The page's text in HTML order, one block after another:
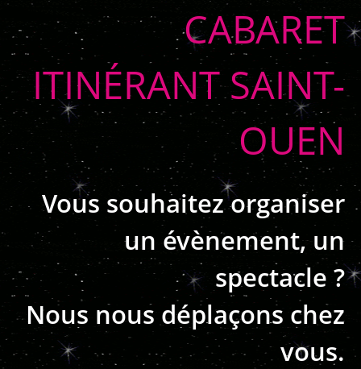
CABARET
ITINÉRANT SAINT-
OUEN
Vous souhaitez organiser
un évènement, un
spectacle ?
Nous nous déplaçons chez
vous.